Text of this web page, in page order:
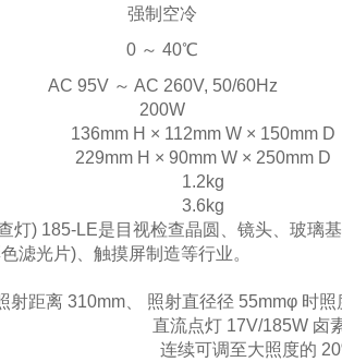
强制空冷
0 ～ 40℃
AC 95V ～ AC 260V, 50/60Hz
200W
136mm H × 112mm W × 150mm D
229mm H × 90mm W × 250mm D
1.2kg
3.6kg
灯) 185-LE是目视检查晶圆、镜头、玻璃
滤光片)、触摸屏制造等行业。
射距离310mm、 照射直径径 55mmφ 时照
直流点灯17V/185W 卤
连续可调至大照度的